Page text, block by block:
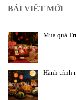
BÁI VIẾT MỚI
Mua quà
Hành trình